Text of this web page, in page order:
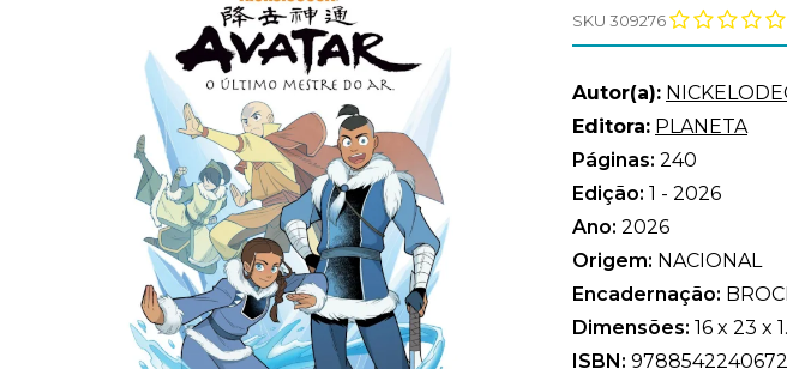
SKU 309276
Autor(a):
Editora: PLANETA
Páginas: 240
Edição: 1 - 2026
Ano: 2026
Origem: NACIONAL
Encadernação:
Dimensões: 16 x 23 x
ISBN: 9788542240672